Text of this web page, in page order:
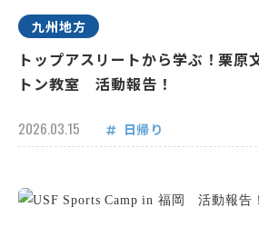
九州地方
トップアスリートから学ぶ！栗原
トン教室 活動報告！
2026.03.15 日帰り